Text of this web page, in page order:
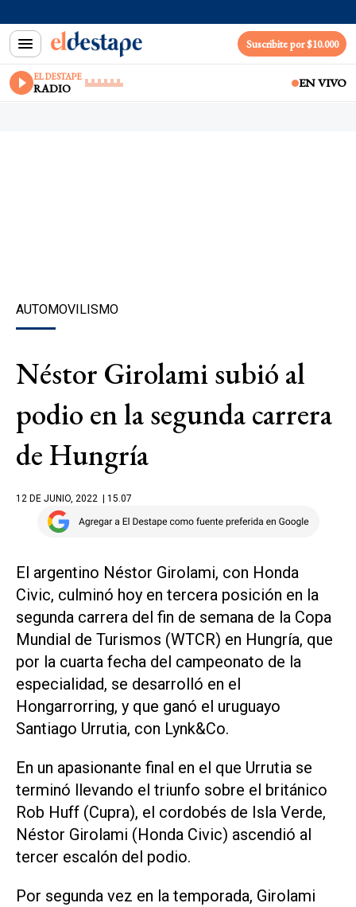
Suscribite por $10.000
EL DESTAPE
RADIO EN VIVO
AUTOMOVILISMO
Néstor Girolami subió al
podio en la segunda carrera
de Hungría
12 DE JUNIO, 2022 | 15.07
El argentino Néstor Girolami, con Honda
Civic, culminó hoy en tercera posición en la
segunda carrera del fin de semana de la Copa
Mundial de Turismos (WTCR) en Hungría, que
por la cuarta fecha del campeonato de la
especialidad, se desarrolló en el
Hongarrorring, y que ganó el uruguayo
Santiago Urrutia, con Lynk&Co.
En un apasionante final en el que Urrutia se
terminó llevando el triunfo sobre el británico
Rob Huff (Cupra), el cordobés de Isla Verde,
Néstor Girolami (Honda Civic) ascendió al
tercer escalón del podio.
Por segunda vez en la temporada, Girolami